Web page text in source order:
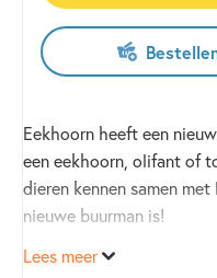
Eekhoorn heeft een
een eekhoorn, olifant of
dieren kennen samen
nieuwe buurman is!
Lees meer